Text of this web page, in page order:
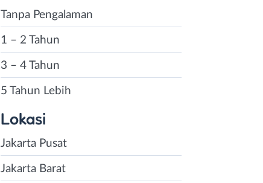
Tanpa Pengalaman
1 – 2 Tahun
3 – 4 Tahun
5 Tahun Lebih
Lokasi
Jakarta Pusat
Jakarta Barat